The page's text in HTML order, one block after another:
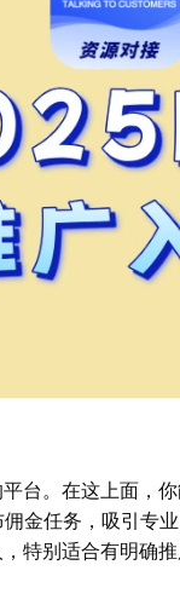
台。在这上面，
金任务，吸引专
特别适合有明确